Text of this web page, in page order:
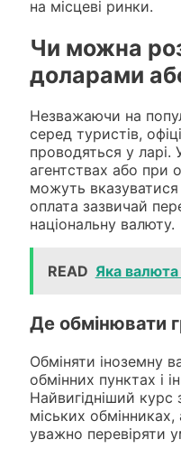
на місцеві ринки.
Чи можна
доларами
Незважаючи на
серед туристів,
проводяться у ларі.
агентствах або при
можуть
оплата зазвичай
національну валюту.
READ Яка валюта
Де обмінювати
Обміняти іноземну
обмінних пунктах і
Найвигідніший курс
міських
уважно перевіряти